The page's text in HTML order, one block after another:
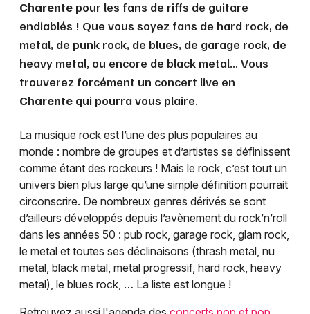
Charente pour les fans de riffs de guitare
endiablés ! Que vous soyez fans de hard rock, de
metal, de punk rock, de blues, de garage rock, de
heavy metal, ou encore de black metal... Vous
trouverez forcément un concert live en
Charente qui pourra vous plaire.
La musique rock est l’une des plus populaires au
monde : nombre de groupes et d’artistes se définissent
comme étant des rockeurs ! Mais le rock, c’est tout un
univers bien plus large qu’une simple définition pourrait
circonscrire. De nombreux genres dérivés se sont
d’ailleurs développés depuis l’avènement du rock’n’roll
dans les années 50 : pub rock, garage rock, glam rock,
le metal et toutes ses déclinaisons (thrash metal, nu
metal, black metal, metal progressif, hard rock, heavy
metal), le blues rock, … La liste est longue !